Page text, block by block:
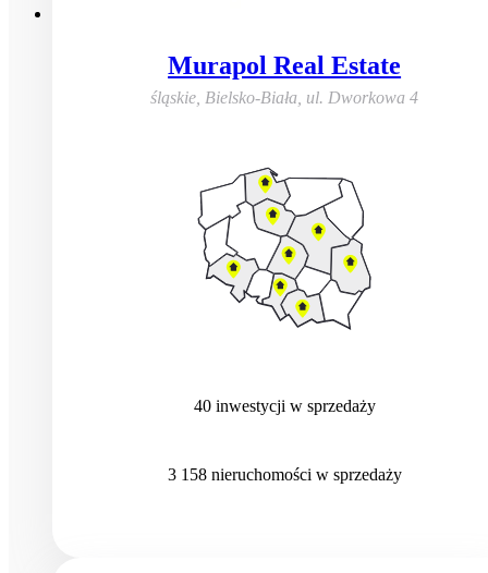
Murapol Real Estate
śląskie, Bielsko-Biała ul. Dworkowa 4
40 inwestycji w sprzedaży
3 158 nieruchomości w sprzedaży